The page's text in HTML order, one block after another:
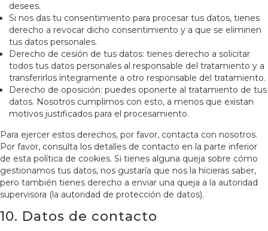
desees.
Si nos das tu consentimiento para procesar tus datos, tienes
derecho a revocar dicho consentimiento y a que se eliminen
tus datos personales.
Derecho de cesión de tus datos: tienes derecho a solicitar
todos tus datos personales al responsable del tratamiento y a
transferirlos íntegramente a otro responsable del tratamiento.
Derecho de oposición: puedes oponerte al tratamiento de tus
datos. Nosotros cumplimos con esto, a menos que existan
motivos justificados para el procesamiento.
Para ejercer estos derechos, por favor, contacta con nosotros.
Por favor, consulta los detalles de contacto en la parte inferior
de esta política de cookies. Si tienes alguna queja sobre cómo
gestionamos tus datos, nos gustaría que nos la hicieras saber,
pero también tienes derecho a enviar una queja a la autoridad
supervisora (la autoridad de protección de datos).
10. Datos de contacto